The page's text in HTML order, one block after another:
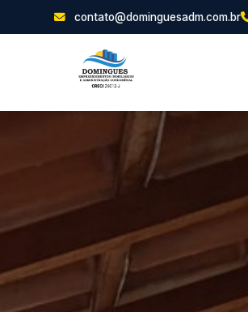
contato@dominguesadm.com.br